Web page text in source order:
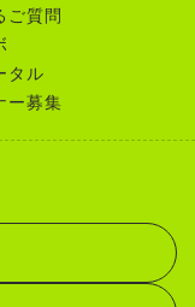
ご質問
タル
ー募集